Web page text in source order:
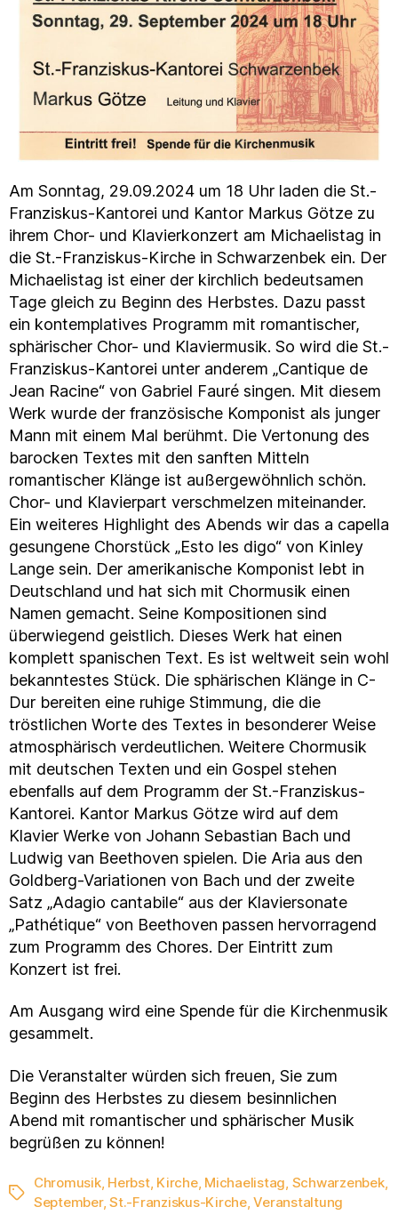
Am Sonntag, 29.09.2024 um 18 Uhr laden die St.-
Franziskus-Kantorei und Kantor Markus Götze zu
ihrem Chor- und Klavierkonzert am Michaelistag in
die St.-Franziskus-Kirche in Schwarzenbek ein. Der
Michaelistag ist einer der kirchlich bedeutsamen
Tage gleich zu Beginn des Herbstes. Dazu passt
ein kontemplatives Programm mit romantischer,
sphärischer Chor- und Klaviermusik. So wird die St.-
Franziskus-Kantorei unter anderem „Cantique de
Jean Racine“ von Gabriel Fauré singen. Mit diesem
Werk wurde der französische Komponist als junger
Mann mit einem Mal berühmt. Die Vertonung des
barocken Textes mit den sanften Mitteln
romantischer Klänge ist außergewöhnlich schön.
Chor- und Klavierpart verschmelzen miteinander.
Ein weiteres Highlight des Abends wir das a capella
gesungene Chorstück „Esto les digo“ von Kinley
Lange sein. Der amerikanische Komponist lebt in
Deutschland und hat sich mit Chormusik einen
Namen gemacht. Seine Kompositionen sind
überwiegend geistlich. Dieses Werk hat einen
komplett spanischen Text. Es ist weltweit sein wohl
bekanntestes Stück. Die sphärischen Klänge in C-
Dur bereiten eine ruhige Stimmung, die die
tröstlichen Worte des Textes in besonderer Weise
atmosphärisch verdeutlichen. Weitere Chormusik
mit deutschen Texten und ein Gospel stehen
ebenfalls auf dem Programm der St.-Franziskus-
Kantorei. Kantor Markus Götze wird auf dem
Klavier Werke von Johann Sebastian Bach und
Ludwig van Beethoven spielen. Die Aria aus den
Goldberg-Variationen von Bach und der zweite
Satz „Adagio cantabile“ aus der Klaviersonate
„Pathétique“ von Beethoven passen hervorragend
zum Programm des Chores. Der Eintritt zum
Konzert ist frei.
Am Ausgang wird eine Spende für die Kirchenmusik
gesammelt.
Die Veranstalter würden sich freuen, Sie zum
Beginn des Herbstes zu diesem besinnlichen
Abend mit romantischer und sphärischer Musik
begrüßen zu können!
Schlagwörter
Chromusik, Herbst, Kirche, Michaelistag, Schwarzenbek,
September,St.-Franziskus-Kirche,Veranstaltung